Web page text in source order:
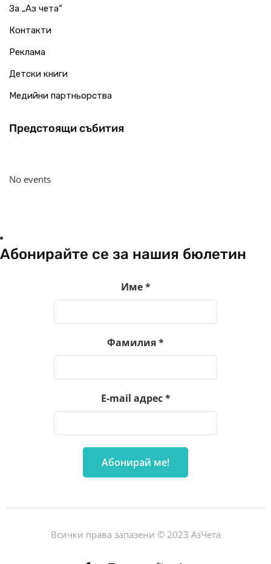
За „Аз чета“
Контакти
Реклама
Детски книги
Медийни партньорства
Предстоящи събития
No events
Абонирайте се за нашия бюлетин
Име*
Фамилия*
E-mail адрес*
Всички права запазени © 2023 АзЧета